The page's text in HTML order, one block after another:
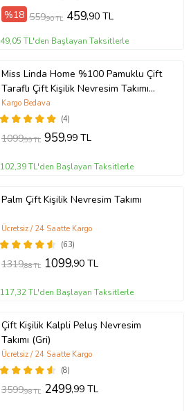
%18 559,90 TL 459,90 TL
49,05 TL'den Başlayan Taksitlerle
Miss Linda Home %100 Pamuklu Çift
Taraflı Çift Kişilik Nevresim Takımı
(Çok Renkli)
(4)
Kargo Bedava
1099,99 TL 959,99 TL
102,39 TL'den Başlayan Taksitlerle
Palm Çift Kişilik Nevresim Takımı
(63)
Ücretsiz / 24 Saatte Kargo
1319,88 TL 1099,90 TL
117,32 TL'den Başlayan Taksitlerle
Çift Kişilik Kalpli Peluş Nevresim
Takımı (Gri)
(8)
Ücretsiz / 24 Saatte Kargo
3599,98 TL 2499,99 TL